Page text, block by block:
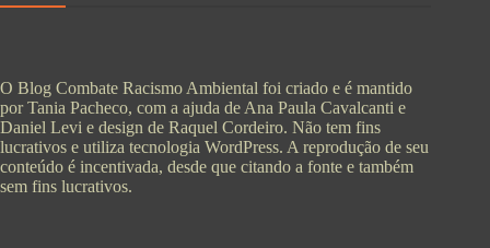
O Blog Combate Racismo Ambiental foi criado e é mantido
por Tania Pacheco, com a ajuda de Ana Paula Cavalcanti e
Daniel Levi e design de Raquel Cordeiro. Não tem fins
lucrativos e utiliza tecnologia WordPress. A reprodução de seu
conteúdo é incentivada, desde que citando a fonte e também
sem fins lucrativos.